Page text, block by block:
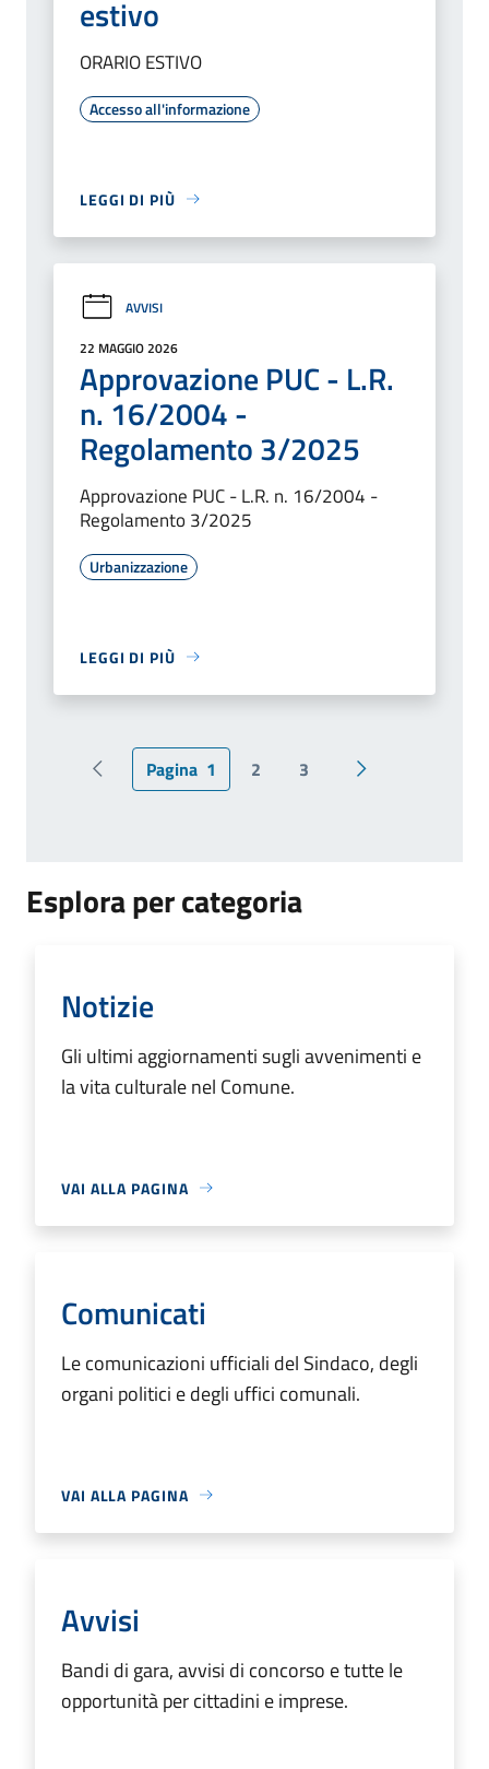
estivo
ORARIO ESTIVO
Accesso all'informazione
LEGGI DI PIÙ
AVVISI
22 MAGGIO 2026
Approvazione PUC - L.R.
n. 16/2004 -
Regolamento 3/2025
Approvazione PUC - L.R. n. 16/2004 -
Regolamento 3/2025
Urbanizzazione
LEGGI DI PIÙ
Pagina precedente
Pagina 1 2 3
Pagina
Esplora per categoria
Notizie
Gli ultimi aggiornamenti sugli avvenimenti e
la vita culturale nel Comune.
VAI ALLA PAGINA
Comunicati
Le comunicazioni ufficiali del Sindaco, degli
organi politici e degli uffici comunali.
VAI ALLA PAGINA
Avvisi
Bandi di gara, avvisi di concorso e tutte le
opportunità per cittadini e imprese.